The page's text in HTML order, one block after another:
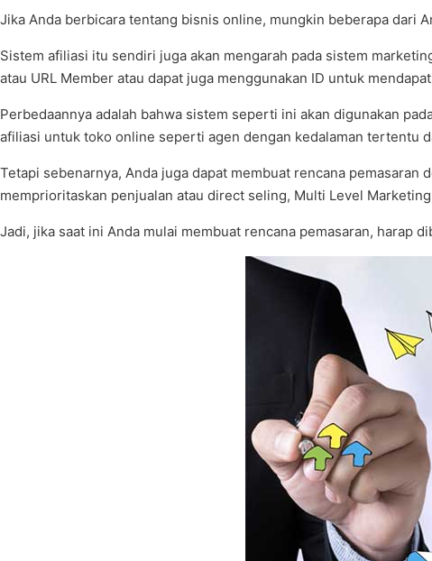
Jika Anda berbicara tentang bisnis online, mungkin beberapa dari
Sistem afiliasi itu sendiri juga akan mengarah pada sistem
atau URL Member atau dapat juga menggunakan ID untuk
Perbedaannya adalah bahwa sistem seperti ini akan digunakan
afiliasi untuk toko online seperti agen dengan kedalaman tertentu
Tetapi sebenarnya, Anda juga dapat membuat rencana
memprioritaskan penjualan atau direct seling, Multi Level
Jadi, jika saat ini Anda mulai membuat rencana pemasaran, harap